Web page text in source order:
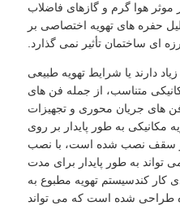
موثر هوا گرم و گازهای فاضلاب
حفره های تهویه اختصاصی بر
ای ساختمان تأثیر نمی گذارد.
دارند یا شرایط تهویه طبیعی
متناسب، از جمله فن های
های جریان محوری و تجهیزات
مکانیکی به طور پایدار بر روی
و سقف نصب شده است، با نصب
به طور پایدار برای مدت
کندسیستم تهویه مطبوع به
طراحی شده است که می تواند